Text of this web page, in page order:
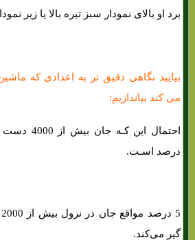
برد او بالای نمودار سبز تیره بالا یا زیر
بیایید نگاهی دقیق تر به اعدادی که
می کند بیاندازیم:
درصد اسـت.
گیر می‌کند.